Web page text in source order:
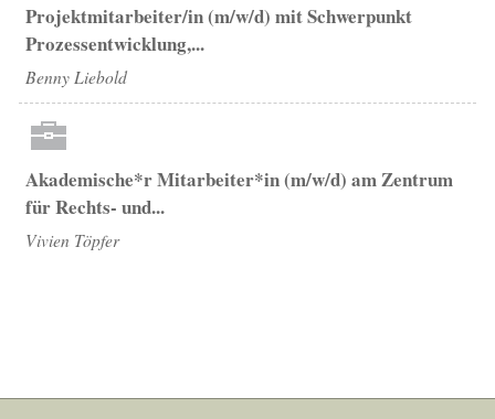
Projektmitarbeiter/in (m/w/d) mit Schwerpunkt
Prozessentwicklung,...
Benny Liebold
Akademische*r Mitarbeiter*in (m/w/d) am Zentrum
für Rechts- und...
Vivien Töpfer